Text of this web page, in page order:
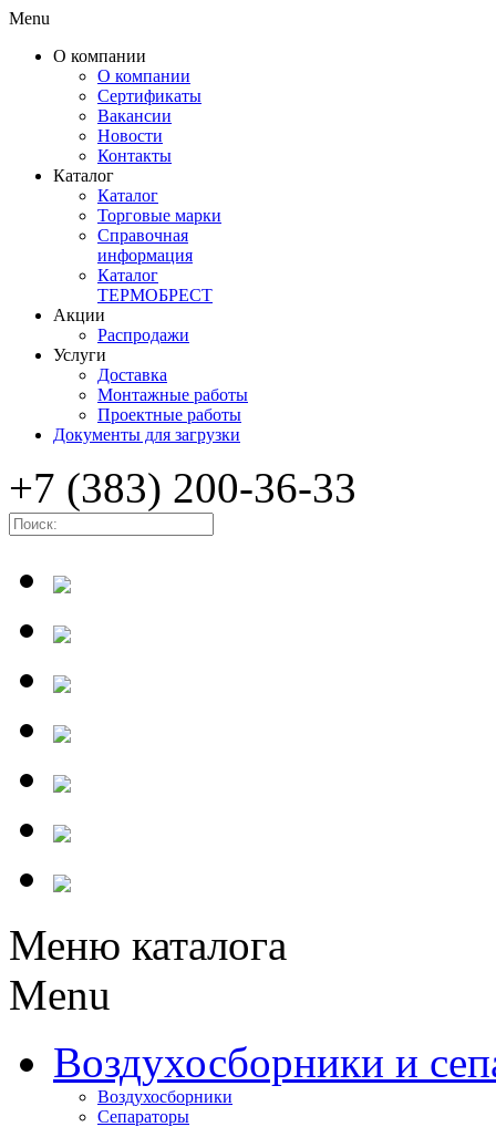
Menu
О компании
О компании
Сертификаты
Вакансии
Новости
Контакты
Каталог
Каталог
Торговые марки
Справочная
информация
Каталог
ТЕРМОБРЕСТ
Акции
Распродажи
Услуги
Доставка
Монтажные работы
Проектные работы
Документы для загрузки
+7 (383) 200-36-33
Меню каталога
Menu
Воздухосборники и
Воздухосборники
Сепараторы